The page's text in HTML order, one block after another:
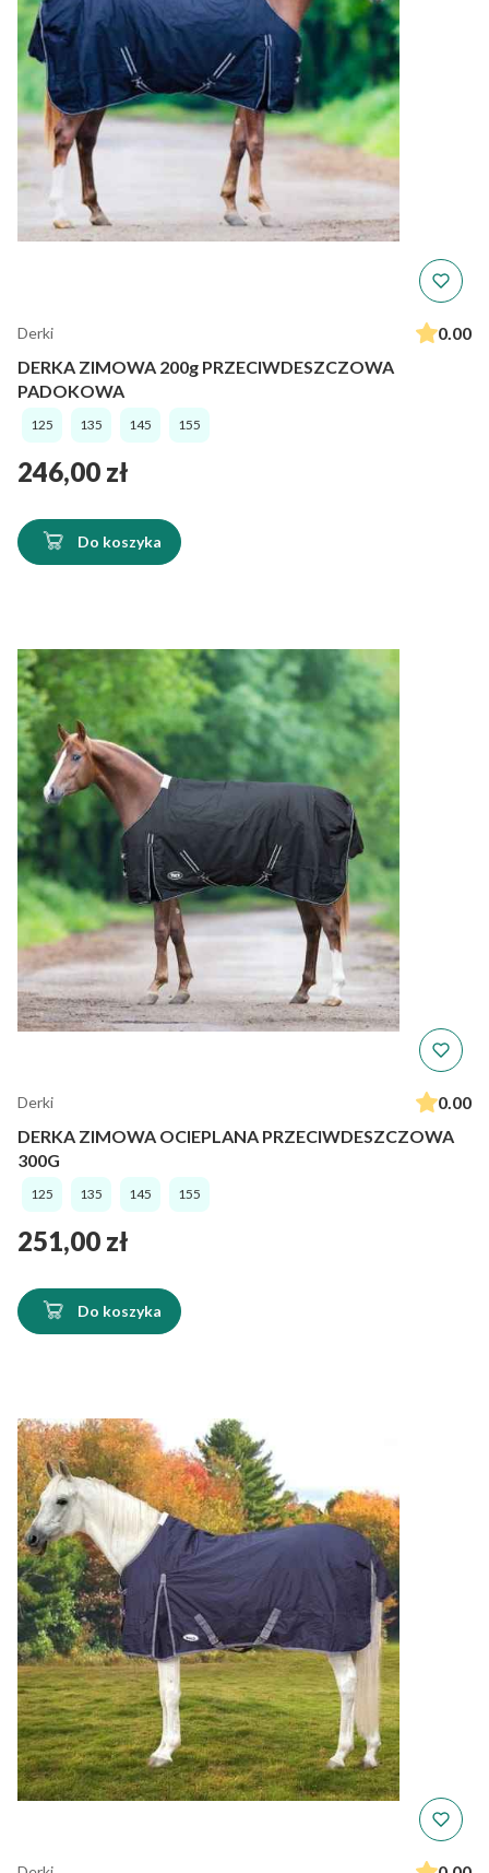
Derki
0.00
DERKA ZIMOWA 200g PRZECIWDESZCZOWA
PADOKOWA
125 135 145 155
Cena
246,00 zł
Do koszyka
Derki
0.00
DERKA ZIMOWA OCIEPLANA PRZECIWDESZCZOWA
300G
125 135 145 155
Cena
251,00 zł
Do koszyka